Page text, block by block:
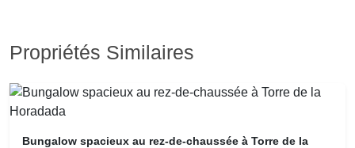
Propriétés Similaires
Bungalow spacieux au rez-de-chaussée à Torre de la